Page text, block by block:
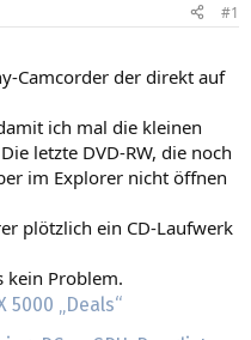
5000 „Deals“
#1
Camcorder der direkt auf
ich mal die kleinen
letzte DVD-RW, die noch
im Explorer nicht öffnen
plötzlich ein CD-Laufwerk
kein Problem.